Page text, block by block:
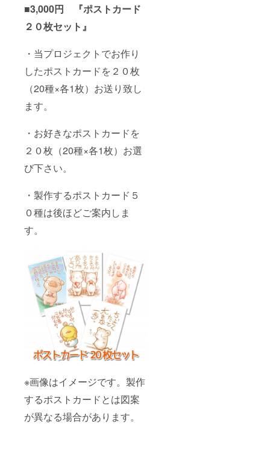
■3,000円 『ポストカード
２０枚セット』
・当プロジェクトでお作り
したポストカードを２０枚
（20種×各1枚）お送り致し
ます。
・お好きなポストカードを
２０枚（20種×各1枚）お選
び下さい。
・製作するポストカード５
０種は後ほどご案内しま
す。
※画像はイメージです。製作
するポストカードとは図案
が異なる場合があります。